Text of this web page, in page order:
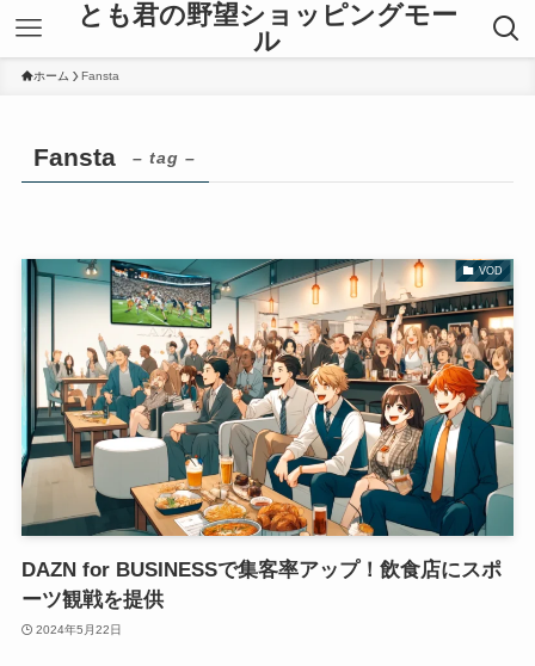
とも君の野望ショッピングモー
ル
ホーム Fansta
Fansta – tag –
VOD
DAZN for BUSINESSで集客率アップ！飲食店にスポ
ーツ観戦を提供
2024年5月22日